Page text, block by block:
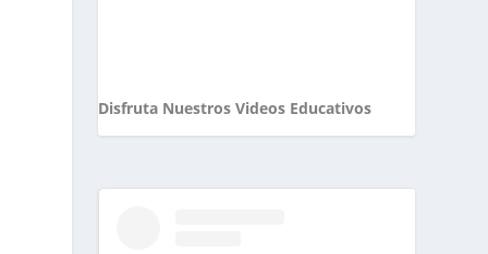
Disfruta Nuestros Videos Educativos